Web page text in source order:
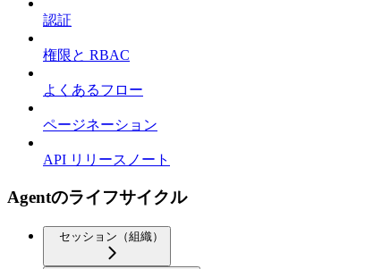
認証
権限と RBAC
よくあるフロー
ページネーション
API リリースノート
Agentのライフサイクル
セッション（組織）